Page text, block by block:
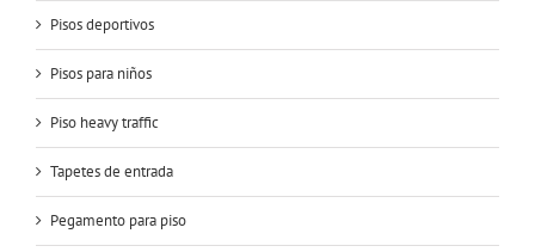
Pisos deportivos
Pisos para niños
Piso heavy traffic
Tapetes de entrada
Pegamento para piso